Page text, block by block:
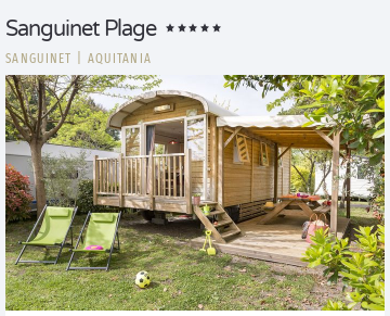
Sanguinet Plage
SANGUINET AQUITANIA